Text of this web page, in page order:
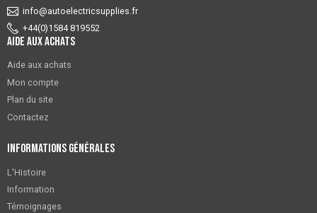
info@autoelectricsupplies.fr
+44(0)1584 819552
Aide aux achats
Aide aux achats
Mon compte
Plan du site
Contactez
Informations générales
L'Histoire
Information
Témoignages